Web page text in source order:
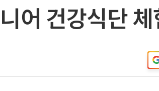
어 건강식단